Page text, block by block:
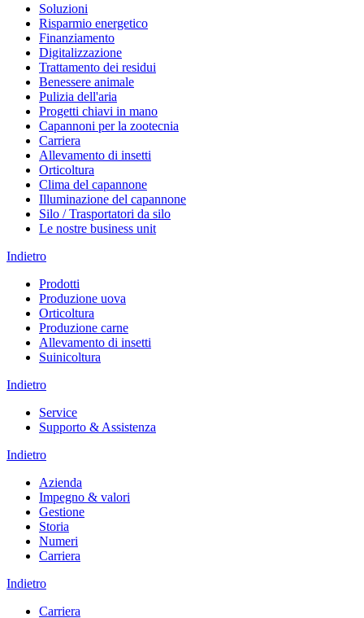
Soluzioni
Risparmio energetico
Finanziamento
Digitalizzazione
Trattamento dei residui
Benessere animale
Pulizia dell'aria
Progetti chiavi in mano
Capannoni per la zootecnia
Carriera
Allevamento di insetti
Orticoltura
Clima del capannone
Illuminazione del capannone
Silo / Trasportatori da silo
Le nostre business unit
Indietro
Prodotti
Produzione uova
Orticoltura
Produzione carne
Allevamento di insetti
Suinicoltura
Indietro
Service
Supporto & Assistenza
Indietro
Azienda
Impegno & valori
Gestione
Storia
Numeri
Carriera
Indietro
Carriera